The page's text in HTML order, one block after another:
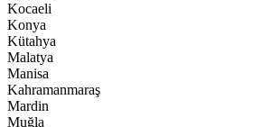
Kocaeli
Konya
Kütahya
Malatya
Manisa
Kahramanmaraş
Mardin
Muğla